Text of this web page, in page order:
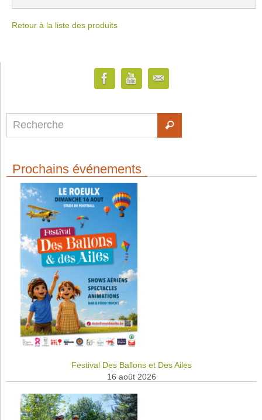
Retour à la liste des produits
Prochains événements
Festival Des Ballons et Des Ailes
16 août 2026